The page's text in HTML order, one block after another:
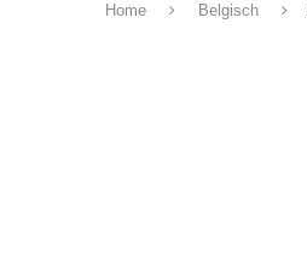
Home Belgisch